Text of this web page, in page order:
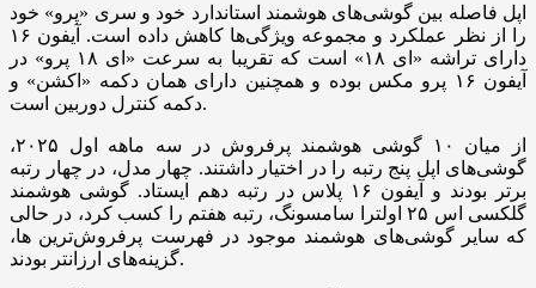
اپل فاصله بین گوشی‌های هوشمند استاندارد خود و سری «پرو» خود
را از نظر عملکرد و مجموعه ویژگی‌ها کاهش داده است. آیفون ۱۶
دارای تراشه «ای ۱۸» است که تقریبا به سرعت «ای ۱۸ پرو» در
آیفون ۱۶ پرو مکس بوده و همچنین دارای همان دکمه «اکشن» و
دکمه کنترل دوربین است.
از میان ۱۰ گوشی هوشمند پرفروش در سه ماهه اول ۲۰۲۵،
گوشی‌های اپل پنج رتبه را در اختیار داشتند. چهار مدل، در چهار رتبه
برتر بودند و آیفون ۱۶ پلاس در رتبه دهم ایستاد. گوشی هوشمند
گلکسی اس ۲۵ اولترا سامسونگ، رتبه هفتم را کسب کرد، در حالی
که سایر گوشی‌های هوشمند موجود در فهرست پرفروش‌ترین ها،
گزینه‌های ارزانتر بودند.